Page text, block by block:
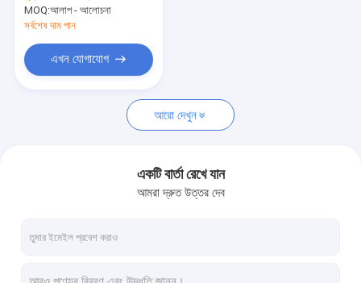
ধারক পৌঁছানোর স্ট্যাকার
ওভারহেড ব্রিজ ক্রেন
MOQ:আলাপ - আলোচনা
সর্বশেষ দাম পান
এখন যোগাযোগ
আরো দেখুন
একটি বার্তা রেখে যান
আমরা দ্রুত উত্তর দেব